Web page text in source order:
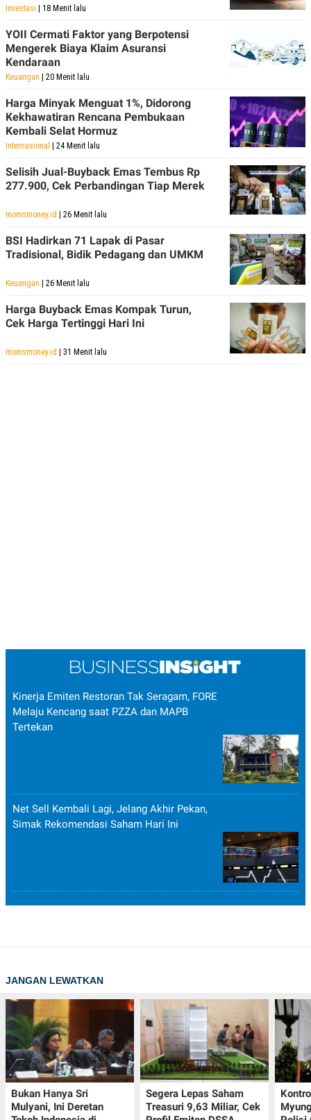
Investasi | 18 Menit lalu
YOII Cermati Faktor yang Berpotensi
Mengerek Biaya Klaim Asuransi
Kendaraan
Keuangan | 20 Menit lalu
Harga Minyak Menguat 1%, Didorong
Kekhawatiran Rencana Pembukaan
Kembali Selat Hormuz
Internasional | 24 Menit lalu
Selisih Jual-Buyback Emas Tembus Rp
277.900, Cek Perbandingan Tiap Merek
momsmoney.id | 26 Menit lalu
BSI Hadirkan 71 Lapak di Pasar
Tradisional, Bidik Pedagang dan UMKM
Keuangan | 26 Menit lalu
Harga Buyback Emas Kompak Turun,
Cek Harga Tertinggi Hari Ini
momsmoney.id | 31 Menit lalu
Kinerja Emiten Restoran Tak Seragam, FORE
Melaju Kencang saat PZZA dan MAPB
Tertekan
Net Sell Kembali Lagi, Jelang Akhir Pekan,
Simak Rekomendasi Saham Hari Ini
JANGAN LEWATKAN
Bukan Hanya Sri
Mulyani, Ini Deretan
Segera Lepas Saham
Treasuri 9,63 Miliar, Cek